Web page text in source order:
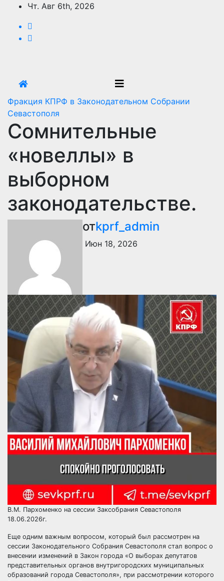
Перейти
содержимому
Чт. Авг 6th, 2026
Фракция КПРФ в Законодательном Собрании
Севастополя
Сомнительные
«новеллы» в
выборном
законодательстве.
отkprf_admin
Июн 18, 2026
В.М. Пархоменко на сессии Заксобрания Севастополя
18.06.2026г.
Еще одним важным вопросом, который был рассмотрен на
сессии Законодательного Собрания Севастополя стал вопрос о
внесении изменений в Закон города «О выборах депутатов
представительных органов внутригородских муниципальных
образований города Севастополя», при рассмотрении которого